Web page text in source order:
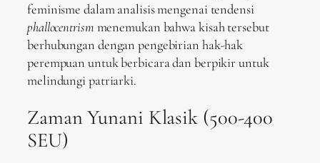
feminisme dalam analisis mengenai tendensi
phallocentrism menemukan bahwa kisah tersebut
berhubungan dengan pengebirian hak-hak
perempuan untuk berbicara dan berpikir untuk
melindungi patriarki.
Zaman Yunani Klasik (500-400
SEU)